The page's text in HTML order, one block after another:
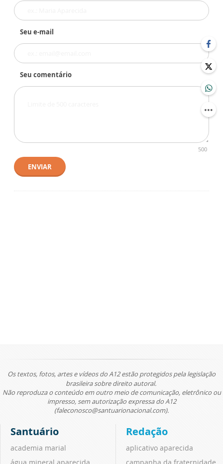
Seu e-mail
Seu comentário
500
ENVIAR
Os textos, fotos, artes e vídeos do A12 estão protegidos pela legislação
brasileira sobre direito autoral.
Não reproduza o conteúdo em outro meio de comunicação, eletrônico ou
impresso, sem autorização expressa do A12
(faleconosco@santuarionacional.com).
Santuário
academia marial
Redação
aplicativo aparecida